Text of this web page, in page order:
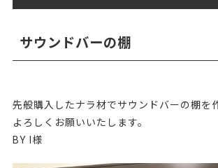
サウンドバーの棚
先般購入したナラ材でサウンドバーの棚を
よろしくお願いいたします。
BY I様